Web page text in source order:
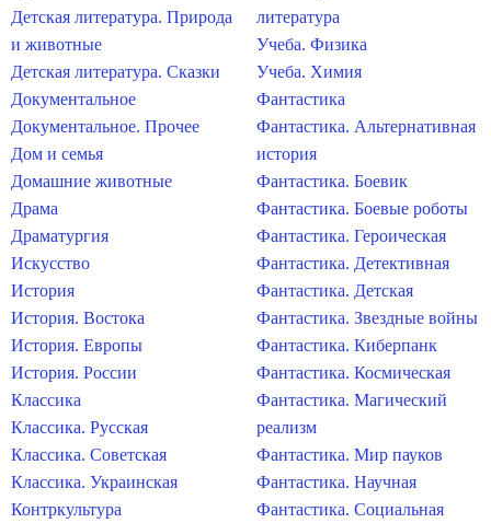
Детская литература. Природа
и животные
Детская литература. Сказки
Документальное
Документальное. Прочее
Дом и семья
Домашние животные
Драма
Драматургия
Искусство
История
История. Востока
История. Европы
История. России
Классика
Классика. Русская
Классика. Советская
Классика. Украинская
Контркультура
литература
Учеба. Физика
Учеба. Химия
Фантастика
Фантастика. Альтернативная
история
Фантастика. Боевик
Фантастика. Боевые роботы
Фантастика. Героическая
Фантастика. Детективная
Фантастика. Детская
Фантастика. Звездные войны
Фантастика. Киберпанк
Фантастика. Космическая
Фантастика. Магический
реализм
Фантастика. Мир пауков
Фантастика. Научная
Фантастика. Социальная